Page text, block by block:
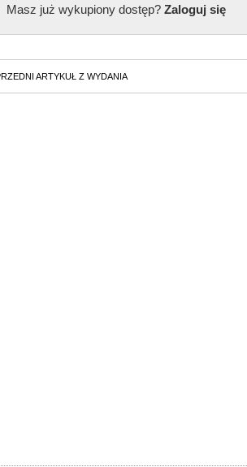
Masz już wykupiony dostęp?Zaloguj się
ARTYKUŁ Z WYDANIA